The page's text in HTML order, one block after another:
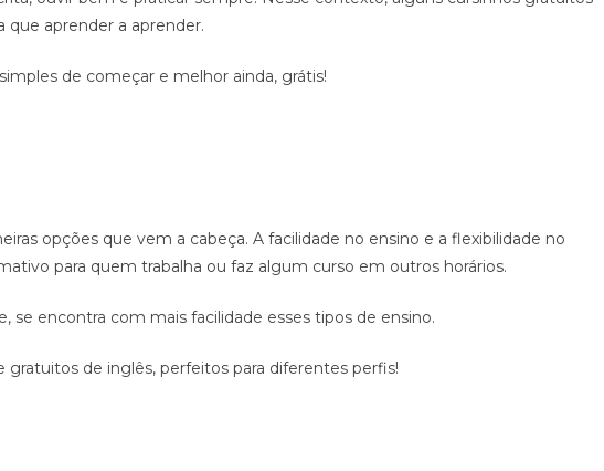
que aprender a aprender.
de começar e melhor ainda, grátis!
opções que vem a cabeça. A facilidade no ensino e a flexibilidade no
para quem trabalha ou faz algum curso em outros horários.
se encontra com mais facilidade esses tipos de ensino.
gratuitos de inglês, perfeitos para diferentes perfis!